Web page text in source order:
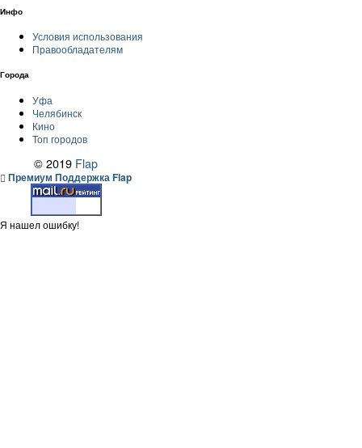
Инфо
Условия использования
Правообладателям
Города
Уфа
Челябинск
Кино
Топ городов
© 2019 Flap
Премиум Поддержка Flap
Я нашел ошибку!